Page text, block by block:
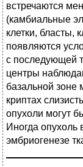
встречаются
(камбиальные
клетки, бласты,
появляются
с последующей
центры
базальной зоне
криптах
опухоли могут
Иногда опухоль
эмбриогенезе